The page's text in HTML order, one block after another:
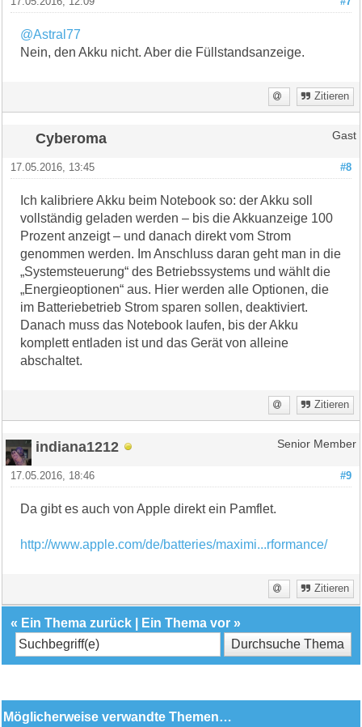
@Astral77
Nein, den Akku nicht. Aber die Füllstandsanzeige.
Zitieren
Cyberoma Gast
#8
17.05.2016, 13:45
Ich kalibriere Akku beim Notebook so: der Akku soll
vollständig geladen werden – bis die Akkuanzeige 100
Prozent anzeigt – und danach direkt vom Strom
genommen werden. Im Anschluss daran geht man in die
„Systemsteuerung“ des Betriebssystems und wählt die
„Energieoptionen“ aus. Hier werden alle Optionen, die
im Batteriebetrieb Strom sparen sollen, deaktiviert.
Danach muss das Notebook laufen, bis der Akku
komplett entladen ist und das Gerät von alleine
abschaltet.
Zitieren
indiana1212 Senior Member
#9
17.05.2016, 18:46
Da gibt es auch von Apple direkt ein Pamflet.
http://www.apple.com/de/batteries/maximi...rformance/
Zitieren
« Ein Thema zurück Ein Thema vor »
Möglicherweise verwandte Themen…